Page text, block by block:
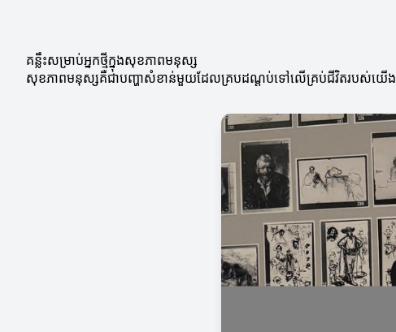
គន្លឹះសម្រាប់អ្នកថ្មីក្នុងសុខភាពមនុស្ស
សុខភាពមនុស្សគឺជាបញ្ហាសំខាន់មួយដែលគ្របដណ្តប់ទៅលើគ្រប់ជីវិតរបស់យើង។